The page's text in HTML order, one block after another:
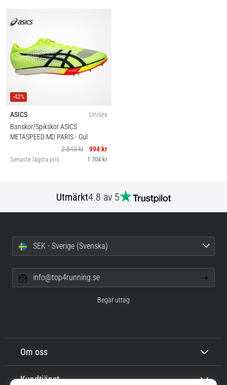
-42%
ASICS
Unisex
Banskor/Spikskor ASICS
METASPEED MD PARIS- Gul
2 840 kr
994 kr
Senaste lägsta pris 1 704 kr
Utmärkt4.8 av 5
Om oss
Kundtjänst
SEK - Sverige (Svenska)
info@top4running.se
Begär uttag